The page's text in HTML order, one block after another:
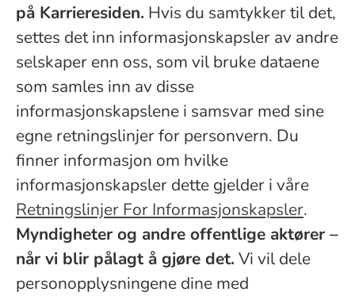
på Karrieresiden. Hvis du samtykker til det,
settes det inn informasjonskapsler av andre
selskaper enn oss, som vil bruke dataene
som samles inn av disse
informasjonskapslene i samsvar med sine
egne retningslinjer for personvern. Du
finner informasjon om hvilke
informasjonskapsler dette gjelder i våre
Retningslinjer For Informasjonskapsler.
Myndigheter og andre offentlige aktører –
når vi blir pålagt å gjøre det.Vi vil dele
personopplysningene dine med